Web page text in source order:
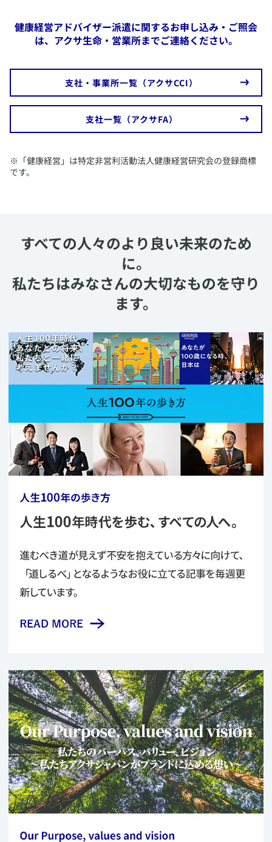
健康経営アドバイザー派遣に関するお申し込み・ご照会
は、アクサ生命・営業所までご連絡ください。
​支社・事業所一覧（アクサCCI）
​支社一覧（アクサFA）
​※「健康経営」は特定非営利活動法人健康経営研究会の登録商標
です。
すべての人々のより良い未来のため
に。
私たちはみなさんの大切なものを守り
ます。